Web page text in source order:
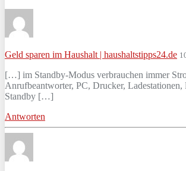
Geld sparen im Haushalt | haushaltstipps24.de
[…] im Standby-Modus verbrauchen immer
Anrufbeantworter, PC, Drucker, Ladestationen,
Standby […]
Antworten